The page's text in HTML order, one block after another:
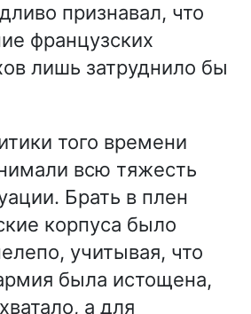
признавал, что
французских
лишь затруднило бы
того времени
всю тяжесть
Брать в плен
корпуса было
учитывая, что
была истощена,
а для